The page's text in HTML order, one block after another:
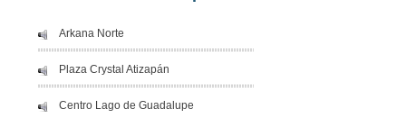
Arkana Norte
Plaza Crystal Atizapán
Centro Lago de Guadalupe